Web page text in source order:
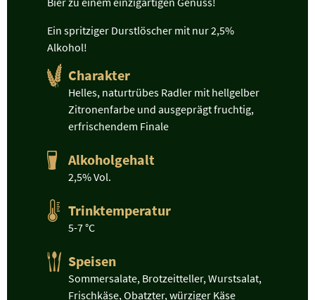
Ein spritziger Durstlöscher mit nur 2,5%
Alkohol!
Charakter
Helles, naturtrübes Radler mit hellgelber
Zitronenfarbe und ausgeprägt fruchtig,
erfrischendem Finale
Alkoholgehalt
2,5% Vol.
Trinktemperatur
5-7 °C
Speisen
Sommersalate, Brotzeitteller, Wurstsalat,
Frischkäse, Obatzter, würziger Käse